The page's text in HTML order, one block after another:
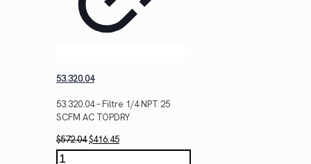
53.320.04
53.320.04 – Filtre 1/4 NPT 25
SCFM AC TOPDRY
$572.04Le
prix
$416.45Le
prix
quantité